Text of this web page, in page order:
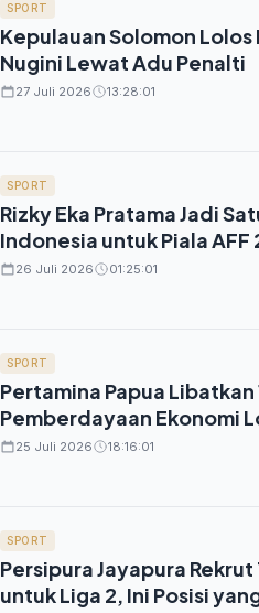
SPORT
Kepulauan Solomon Lolos
Nugini Lewat Adu Penalti
27 Juli 2026 13:28:01
SPORT
Rizky Eka Pratama Jadi
Indonesia untuk Piala AFF
26 Juli 2026 01:25:01
SPORT
Pertamina Papua Libatkan
Pemberdayaan Ekonomi
25 Juli 2026 18:16:01
SPORT
Persipura Jayapura
untuk Liga 2, Ini Posisi